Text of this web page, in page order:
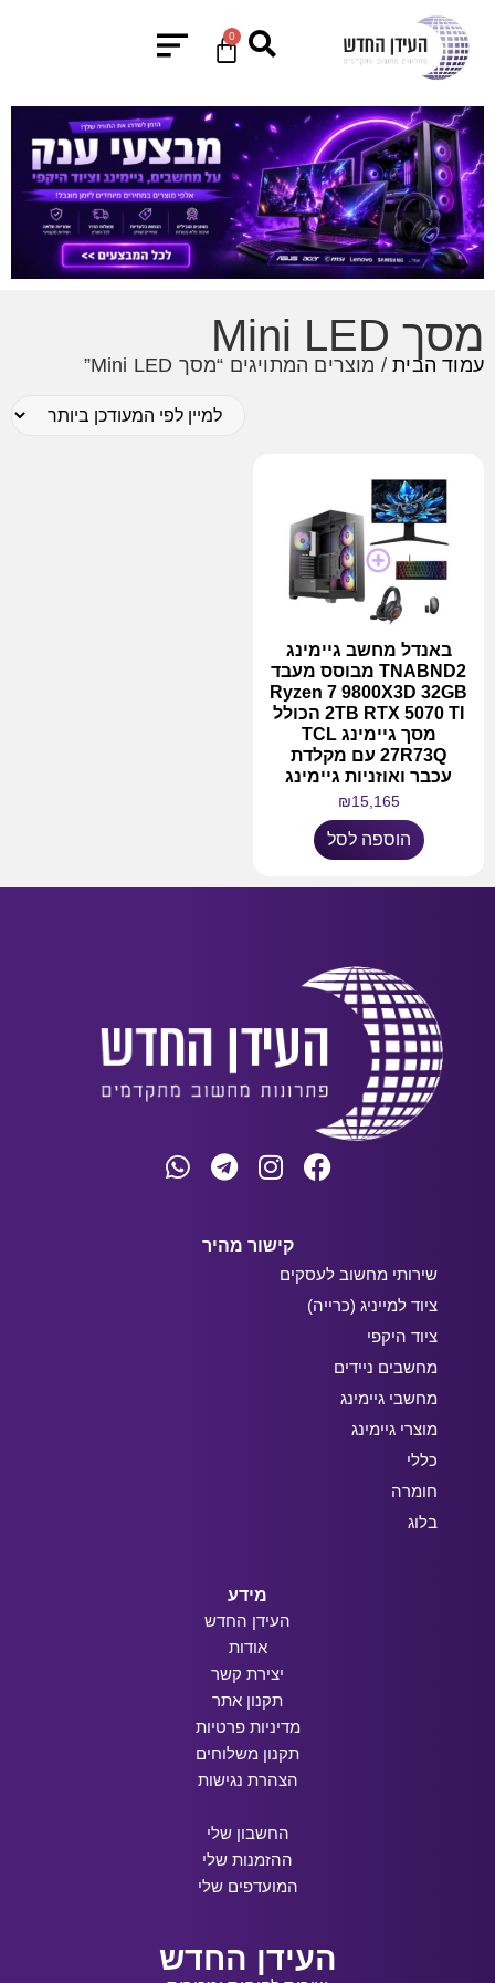
0
מסך Mini LED
עמוד הבית/ מוצרים המתויגים “מסך Mini LED”
באנדל מחשב גיימינג
TNABND2 מבוסס מעבד
Ryzen 7 9800X3D 32GB
2TB RTX 5070 TI הכולל
מסך גיימינג TCL
27R73Q עם מקלדת
עכבר ואוזניות גיימינג
₪15,165
הוספה לסל
קישור מהיר
שירותי מחשוב לעסקים
ציוד למייניג (כרייה)
ציוד היקפי
מחשבים ניידים
מחשבי גיימינג
מוצרי גיימינג
כללי
חומרה
בלוג
מידע
העידן החדש
אודות
יצירת קשר
תקנון אתר
מדיניות פרטיות
תקנון משלוחים
הצהרת נגישות
החשבון שלי
ההזמנות שלי
המועדפים שלי
העידן החדש